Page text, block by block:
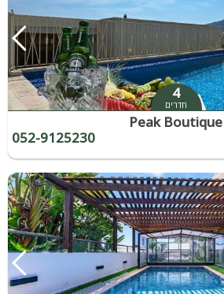
4
חדרים
052-9125230